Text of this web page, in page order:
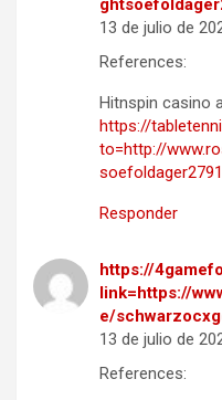
13 de julio de
References:
Hitnspin casino
https://
to=http://
Responder
https://
link=https://
e/
13 de julio de
References: